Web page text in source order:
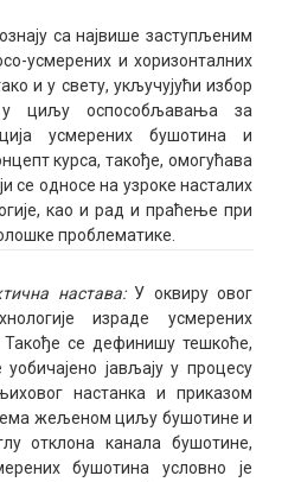
са највише заступљеним
усмерених и хоризонталних
и у свету, укључујући избор
циљу оспособљавања за
усмерених бушотина и
курса, такође, омогућава
се односе на узроке насталих
као и рад и праћење при
проблематике.
настава:У оквиру овог
израде усмерених
Такође се дефинишу тешкоће,
уобичајено јављају у процесу
настанка и приказом
жељеном циљу бушотине и
отклона канала бушотине,
бушотина условно је